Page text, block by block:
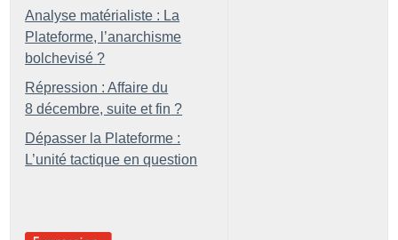
Analyse matérialiste : La
Plateforme, l’anarchisme
bolchevisé ?
Répression : Affaire du
8 décembre, suite et fin ?
Dépasser la Plateforme :
L’unité tactique en question